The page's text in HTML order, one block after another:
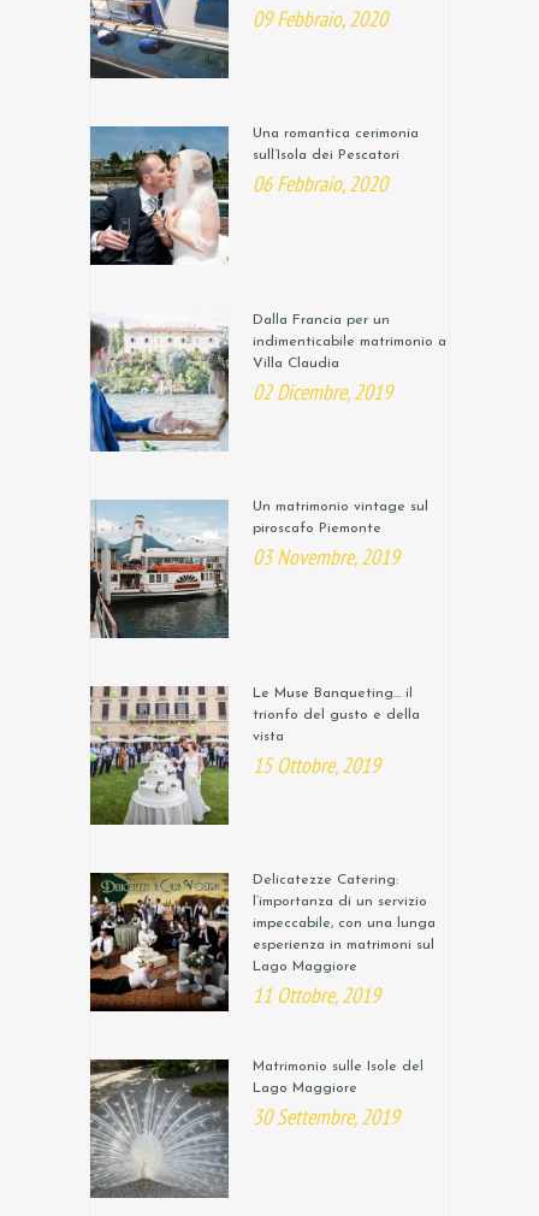
09 Febbraio, 2020
Una romantica cerimonia
sull’Isola dei Pescatori
06 Febbraio, 2020
Dalla Francia per un
indimenticabile matrimonio a
Villa Claudia
02 Dicembre, 2019
Un matrimonio vintage sul
piroscafo Piemonte
03 Novembre, 2019
Le Muse Banqueting… il
trionfo del gusto e della
vista
15 Ottobre, 2019
Delicatezze Catering:
l’importanza di un servizio
impeccabile, con una lunga
esperienza in matrimoni sul
Lago Maggiore
11 Ottobre, 2019
Matrimonio sulle Isole del
Lago Maggiore
30 Settembre, 2019